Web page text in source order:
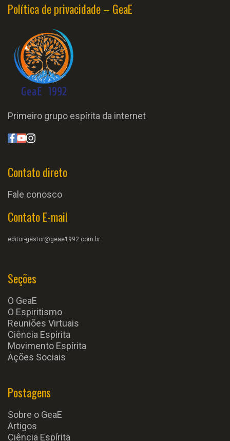
Política de privacidade – GeaE
Primeiro grupo espírita da internet
Contato direto
Fale conosco
Contato E-mail
editor-gestor@geae1992.com.br
Seções
O GeaE
O Espiritismo
Reuniões Virtuais
Ciência Espírita
Movimento Espírita
Ações Sociais
Postagens
Sobre o GeaE
Artigos
Ciência Espírita